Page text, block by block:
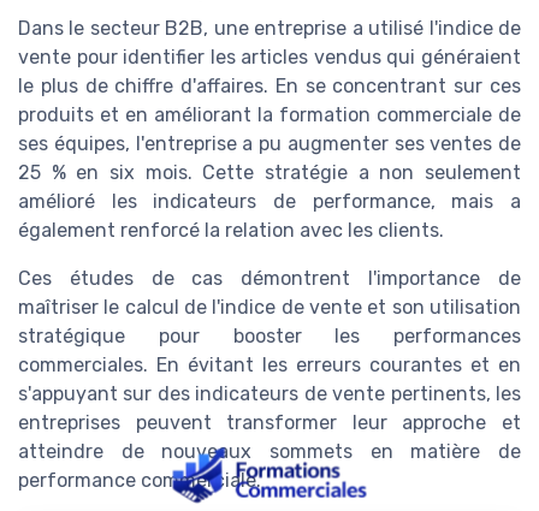
Dans le secteur B2B, une entreprise a utilisé l'indice de
vente pour identifier les articles vendus qui généraient
le plus de chiffre d'affaires. En se concentrant sur ces
produits et en améliorant la formation commerciale de
ses équipes, l'entreprise a pu augmenter ses ventes de
25 % en six mois. Cette stratégie a non seulement
amélioré les indicateurs de performance, mais a
également renforcé la relation avec les clients.
Ces études de cas démontrent l'importance de
maîtriser le calcul de l'indice de vente et son utilisation
stratégique pour booster les performances
commerciales. En évitant les erreurs courantes et en
s'appuyant sur des indicateurs de vente pertinents, les
entreprises peuvent transformer leur approche et
atteindre de nouveaux sommets en matière de
performance commerciale.